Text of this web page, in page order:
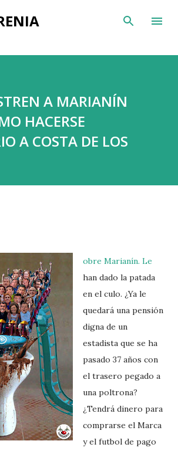
al contenido principal
A MARIANÍN
HACERSE
A COSTA DE LOS
obre Marianín. Le
han dado la patada
en el culo. ¿Ya le
quedará una pensión
digna de un
estadista que se ha
pasado 37 años con
el trasero pegado a
una poltrona?
¿Tendrá dinero para
comprarse el Marca
y el futbol de pago